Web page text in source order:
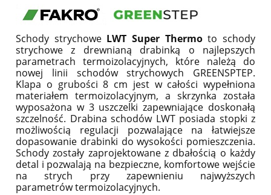
Schody strychowe LWT Super Thermoto schody
strychowe z drewnianą drabinką o najlepszych
parametrach termoizolacyjnych, które należą do
nowej linii schodów strychowych GREENSPTEP.
Klapa o grubości 8 cm jest w całości wypełniona
materiałem termoizolacyjnym, a skrzynka została
wyposażona w 3 uszczelki zapewniające doskonałą
szczelność. Drabina schodów LWT posiada stopki z
możliwością regulacji pozwalające na łatwiejsze
dopasowanie drabinki do wysokości pomieszczenia.
Schody zostały zaprojektowane z dbałością o każdy
detal i pozwalają na bezpieczne, komfortowe wejście
na strych przy zapewnieniu najwyższych
parametrów termoizolacyjnych.